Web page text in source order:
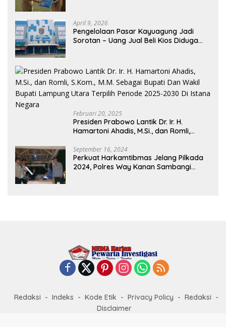
April 9, 2026
Pengelolaan Pasar Kayuagung Jadi
Sorotan – Uang Jual Beli Kios Diduga
Februari 20, 2025
Presiden Prabowo Lantik Dr. Ir. H.
Hamartoni Ahadis, M.Si., dan Romli,
Bupati Lampung Utara Terpilih Periode
2025-2030 Di Istana Negara
September 16, 2024
Perkuat Harkamtibmas Jelang Pilkada
2024, Polres Way Kanan Sambangi
Redaksi Indeks Kode Etik Privacy Policy
Redaksi
Disclaimer